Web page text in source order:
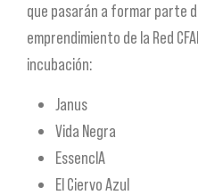
que pasarán a formar parte
emprendimiento de la Red
incubación:
Janus
Vida Negra
EssencIA
El Ciervo Azul